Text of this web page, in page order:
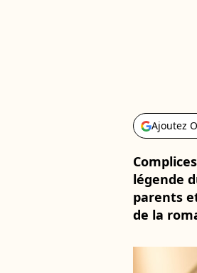
Ajoutez
légende
parents
de la